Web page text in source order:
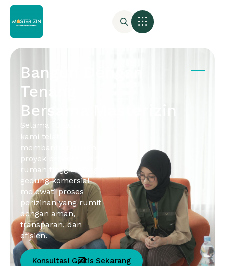
Bangun Dengan
Tenang
Bersama Masterizin
Selama 10 tahun,
kami telah
membantu ratusan
proyek properti, dari
rumah tinggal hingga
gedung komersial
melewati proses
perizinan yang rumit
dengan aman,
transparan, dan
efisien.
Konsultasi Gratis Sekarang